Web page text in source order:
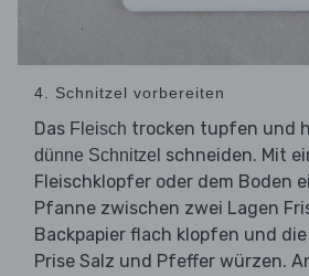
4. Schnitzel vorbereiten
Das Fleisch trocken tupfen und
dünne Schnitzel schneiden. Mit
Fleischklopfer oder dem Boden
Pfanne zwischen zwei Lagen
Backpapier flach klopfen und die
Prise Salz und Pfeffer würzen.